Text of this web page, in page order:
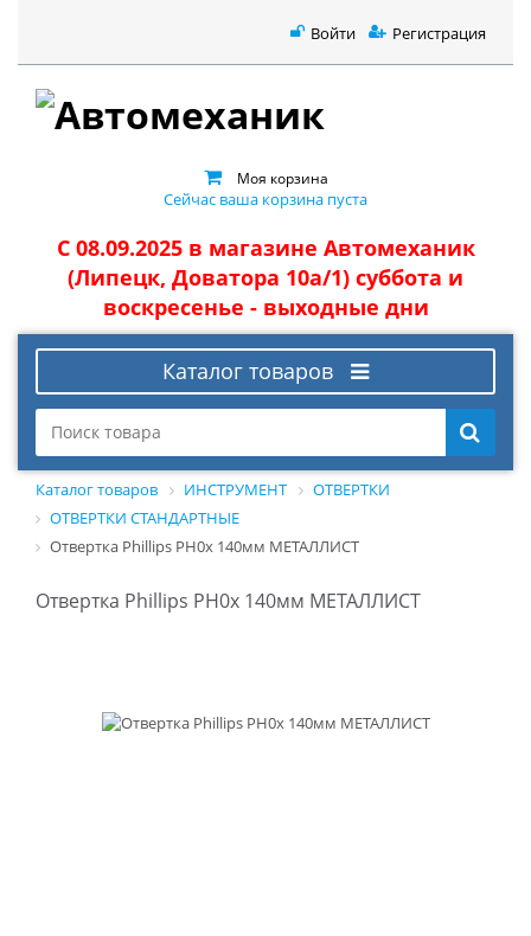
Войти Регистрация
Моя корзина
Сейчас ваша корзина пуста
С 08.09.2025 в магазине Автомеханик
(Липецк, Доватора 10а/1) суббота и
воскресенье - выходные дни
Каталог товаров
Каталог товаров ИНСТРУМЕНТ
ОТВЕРТКИ
ОТВЕРТКИ СТАНДАРТНЫЕ
Отвертка Phillips PH0х 140мм МЕТАЛЛИСТ
Отвертка Phillips PH0х 140мм МЕТАЛЛИСТ